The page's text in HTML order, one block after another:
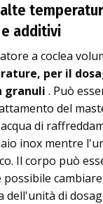
additivi
a coclea
per il
granuli . Può
del
di
inox mentre
Il corpo può
possibile
dell'unità di